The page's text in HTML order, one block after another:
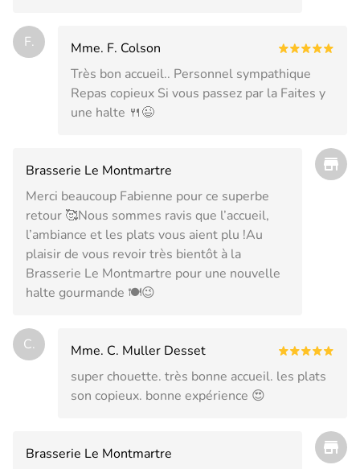
F.
Mme. F. Colson
Très bon accueil.. Personnel sympathique
Repas copieux Si vous passez par la Faites y
une halte 🍴😉
Brasserie Le Montmartre
Merci beaucoup Fabienne pour ce superbe
retour 🥰Nous sommes ravis que l’accueil,
l’ambiance et les plats vous aient plu !Au
plaisir de vous revoir très bientôt à la
Brasserie Le Montmartre pour une nouvelle
halte gourmande 🍽️😉
C.
Mme. C. Muller Desset
super chouette. très bonne accueil. les plats
son copieux. bonne expérience 😍
Brasserie Le Montmartre